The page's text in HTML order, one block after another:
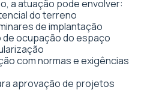
a atuação pode envolver:
do terreno
de implantação
ocupação do espaço
com normas e exigências
aprovação de projetos